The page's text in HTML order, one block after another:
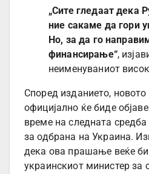
„Сите гледаат дека
ние сакаме да гори
Но, за да го
финансирање“,
неименуваниот
Според изданието,
официјално ќе биде
време на следната
за одбрана на Украина.
дека ова прашање веќе
украинскиот министер за